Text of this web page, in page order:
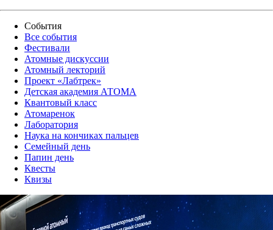
События
Все события
Фестивали
Атомные дискуссии
Атомный лекторий
Проект «Лабтрек»
Детская академия АТОМА
Квантовый класс
Атомаренок
Лаборатория
Наука на кончиках пальцев
Семейный день
Папин день
Квесты
Квизы